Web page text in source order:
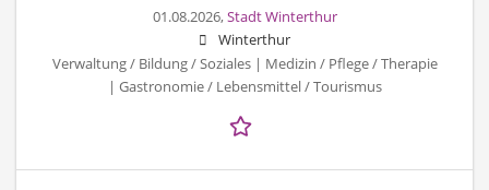
01.08.2026,Stadt Winterthur
Winterthur
Verwaltung / Bildung / Soziales | Medizin / Pflege / Therapie
| Gastronomie / Lebensmittel / Tourismus